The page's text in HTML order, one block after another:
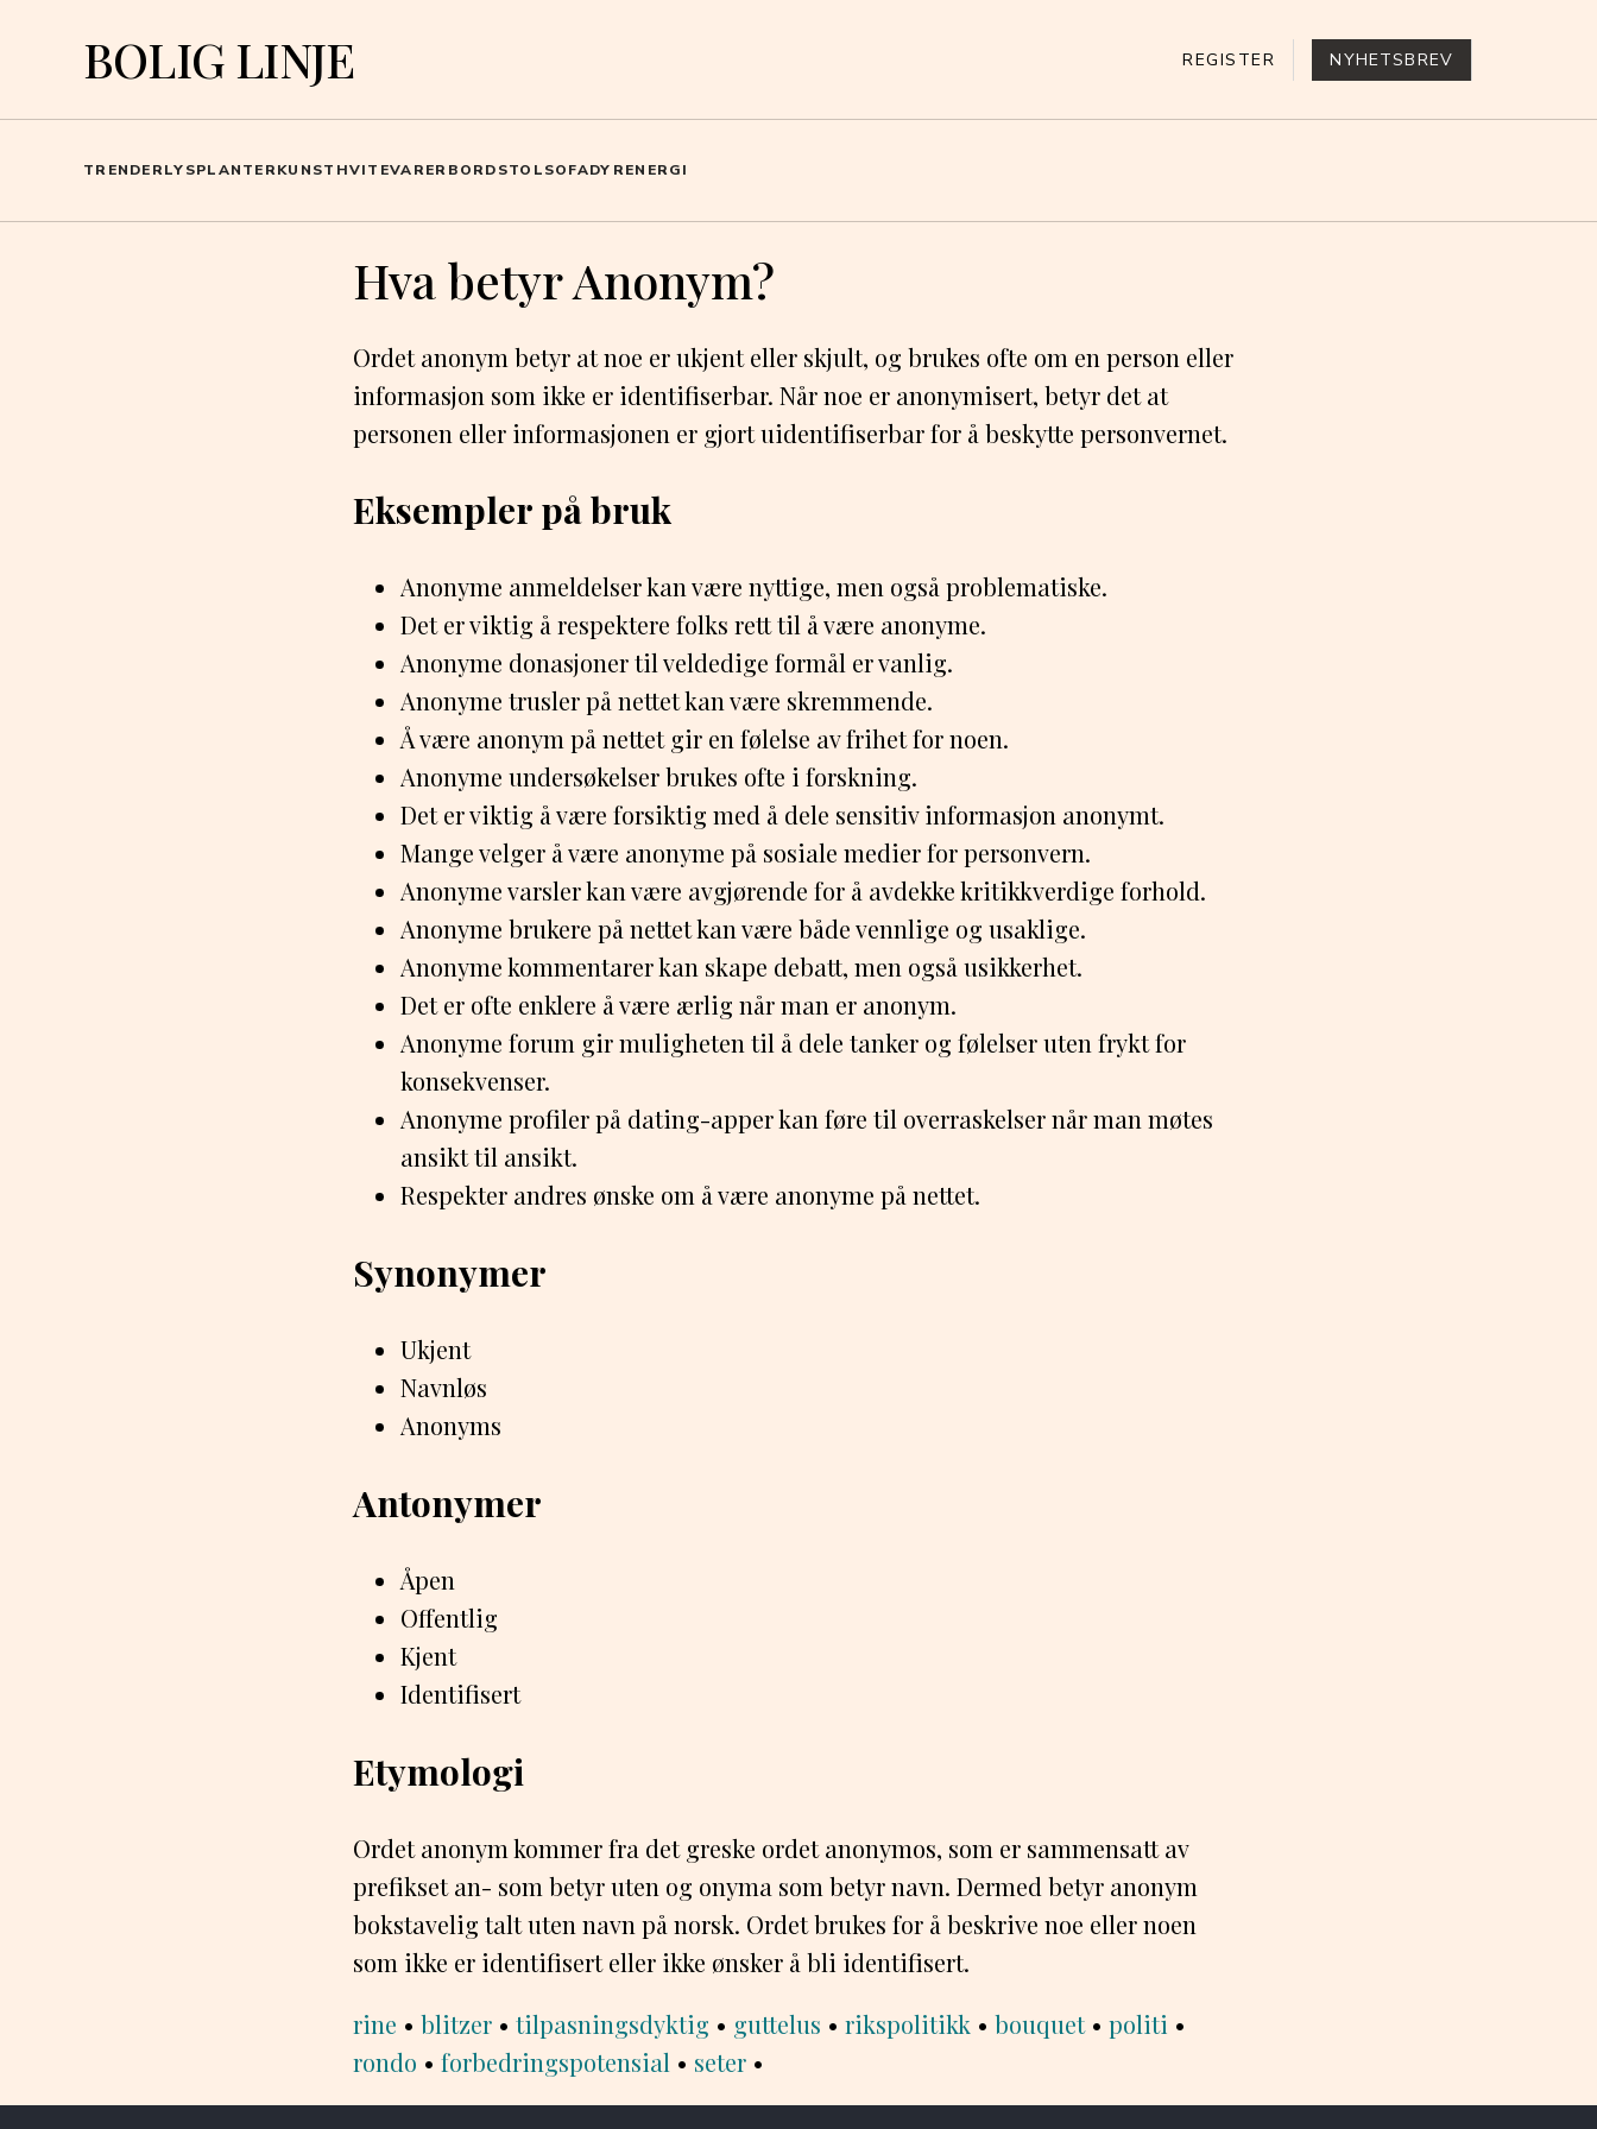
BOLIG LINJE REGISTER NYHETSBREV
TRENDERLYSPLANTERKUNST HVITEVARERBORDSTOLSOFADYRENERGI
Hva betyr Anonym?
Ordet anonym betyr at noe er ukjent eller skjult, og brukes ofte om en person eller
informasjon som ikke er identifiserbar. Når noe er anonymisert, betyr det at
personen eller informasjonen er gjort uidentifiserbar for å beskytte personvernet.
Eksempler på bruk
Anonyme anmeldelser kan være nyttige, men også problematiske.
Det er viktig å respektere folks rett til å være anonyme.
Anonyme donasjoner til veldedige formål er vanlig.
Anonyme trusler på nettet kan være skremmende.
Å være anonym på nettet gir en følelse av frihet for noen.
Anonyme undersøkelser brukes ofte i forskning.
Det er viktig å være forsiktig med å dele sensitiv informasjon anonymt.
Mange velger å være anonyme på sosiale medier for personvern.
Anonyme varsler kan være avgjørende for å avdekke kritikkverdige forhold.
Anonyme brukere på nettet kan være både vennlige og usaklige.
Anonyme kommentarer kan skape debatt, men også usikkerhet.
Det er ofte enklere å være ærlig når man er anonym.
Anonyme forum gir muligheten til å dele tanker og følelser uten frykt for
konsekvenser.
Anonyme profiler på dating-apper kan føre til overraskelser når man møtes
ansikt til ansikt.
Respekter andres ønske om å være anonyme på nettet.
Synonymer
Ukjent
Navnløs
Anonyms
Antonymer
Åpen
Offentlig
Kjent
Identifisert
Etymologi
Ordet anonym kommer fra det greske ordet anonymos, som er sammensatt av
prefikset an- som betyr uten og onyma som betyr navn. Dermed betyr anonym
bokstavelig talt uten navn på norsk. Ordet brukes for å beskrive noe eller noen
som ikke er identifisert eller ikke ønsker å bli identifisert.
rine • blitzer • tilpasningsdyktig • guttelus • rikspolitikk • bouquet• politi •
rondo • forbedringspotensial • seter •